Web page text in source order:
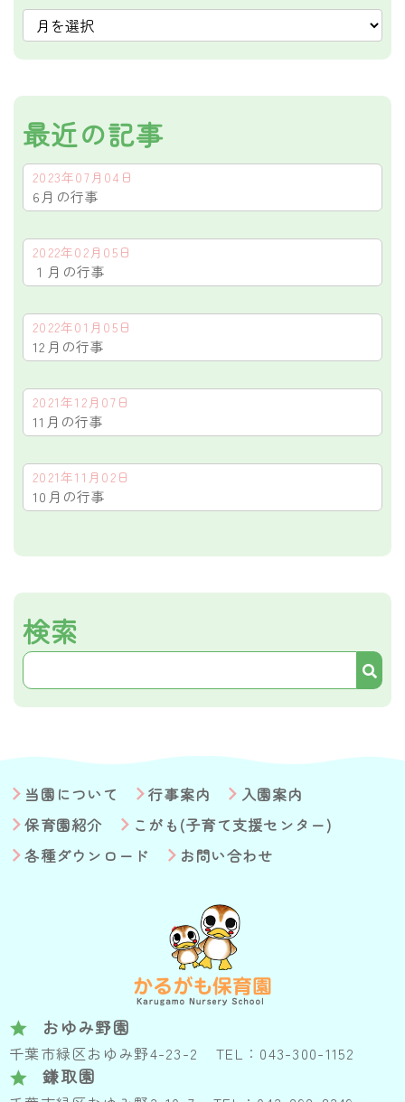
最近の記事
2023年07月04日
6月の行事
2022年02月05日
１月の行事
2022年01月05日
12月の行事
2021年12月07日
11月の行事
2021年11月02日
10月の行事
検索
当園について 行事案内
入園案内
保育園紹介
こがも(子育て支援センター)
各種ダウンロード
お問い合わせ
おゆみ野園
千葉市緑区おゆみ野4-23-2 TEL：043-300-1152
鎌取園